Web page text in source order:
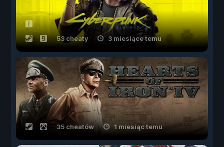
53 cheaty 3 miesiące temu
35 cheatów 1 miesiąc temu